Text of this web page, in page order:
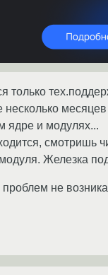
только
ядре и модулях...
смотришь
Железка
не